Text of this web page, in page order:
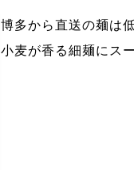
博多から直送の麺は
小麦が香る細麺にス